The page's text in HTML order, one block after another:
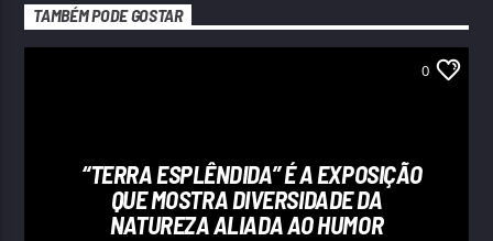
TAMBÉM PODE GOSTAR
0
“TERRA ESPLÊNDIDA” É A EXPOSIÇÃO
QUE MOSTRA DIVERSIDADE DA
NATUREZA ALIADA AO HUMOR